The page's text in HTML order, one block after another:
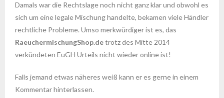
Damals war die Rechtslage noch nicht ganz klar und obwohl es
sich um eine legale Mischung handelte, bekamen viele Händler
rechtliche Probleme. Umso merkwürdiger ist es, das
RaeuchermischungShop.detrotz des Mitte 2014
verkündeten EuGH Urteils nicht wieder online ist!
Falls jemand etwas näheres weiß kann er es gerne in einem
Kommentar hinterlassen.